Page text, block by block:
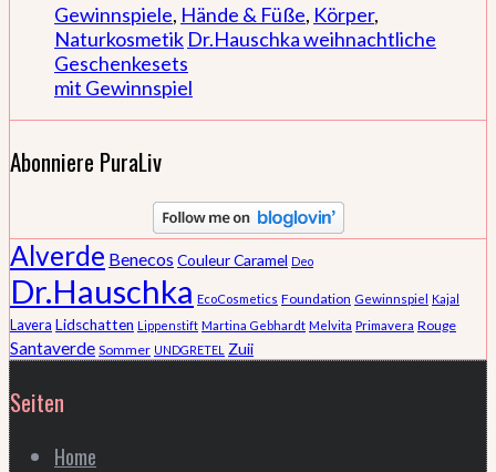
Gewinnspiele, Hände & Füße, Körper,
Naturkosmetik Dr.Hauschka weihnachtliche
Geschenkesets
mit Gewinnspiel
Abonniere PuraLiv
Alverde BenecosCouleur Caramel Deo
Dr.Hauschka EcoCosmetics Foundation Gewinnspiel Kajal
Lavera Lidschatten Lippenstift Martina Gebhardt Melvita Primavera Rouge
Santaverde Sommer UNDGRETEL Zuii
Seiten
Home